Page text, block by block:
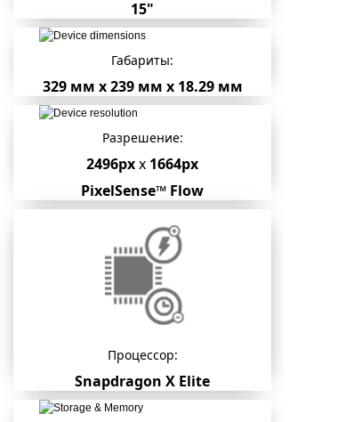
15"
Габариты:
329 мм x 239 мм x 18.29 мм
Разрешение:
2496pxx 1664px
PixelSense™ Flow
Процессор:
Snapdragon X Elite